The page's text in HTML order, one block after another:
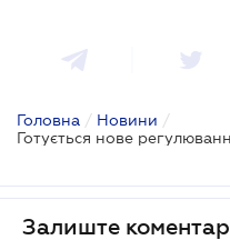
Головна / Новини /
Залиште коментар